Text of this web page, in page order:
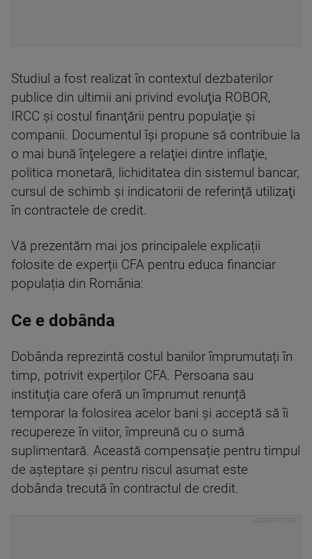
Studiul a fost realizat în contextul dezbaterilor
publice din ultimii ani privind evoluţia ROBOR,
IRCC şi costul finanţării pentru populaţie şi
companii. Documentul îşi propune să contribuie la
o mai bună înţelegere a relaţiei dintre inflaţie,
politica monetară, lichiditatea din sistemul bancar,
cursul de schimb şi indicatorii de referinţă utilizaţi
în contractele de credit.
Vă prezentăm mai jos principalele explicații
folosite de experții CFA pentru educa financiar
populația din România:
Ce e dobânda
Dobânda reprezintă costul banilor împrumutați în
timp, potrivit experților CFA. Persoana sau
instituția care oferă un împrumut renunță
temporar la folosirea acelor bani și acceptă să îi
recupereze în viitor, împreună cu o sumă
suplimentară. Această compensație pentru timpul
de așteptare și pentru riscul asumat este
dobânda trecută în contractul de credit.